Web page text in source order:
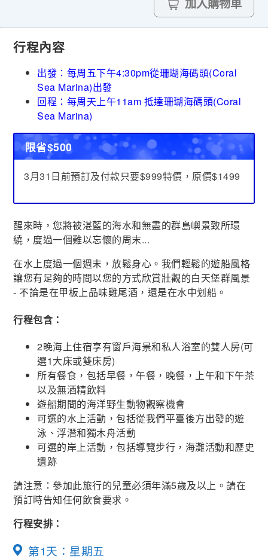
加入購物車
行程內容
出發：每周五下午4:30pm從珊瑚海碼頭(Coral
Sea Marina)出發
回程：每周天上午11am 抵達珊瑚海碼頭(Coral
Sea Marina)
限省$500
3月31日前預訂及付款只要$999特價，原價$1499
醒來時，您將被湛藍的海水和無盡的群島嶼景致所環
繞，度過一個難以忘懷的周末...
在水上度過一個週末，放鬆身心。我們輕鬆的遊船風格
讓您有足夠的時間以您的方式欣賞壯觀的白天堡群風景
- 不論是在甲板上品味雞尾酒，還是在水中划船。
行程包含：
2晚海上住宿享有窗戶海景和私人浴室的雙人房(可
選1大床或雙床房)
所有餐食，包括早餐，午餐，晚餐，上午和下午茶
以及無酒精飲料
遊船期間的海洋野生動物觀察機會
可選的水上活動，包括從我們平臺後方出發的遊
泳、浮潛和獨木舟活動
可選的岸上活動，包括導覽步行，海灘活動和歷史
遺跡
請注意：參加此旅行的兒童必須年滿5歲及以上。請在
預訂時告知任何飲食要求。
行程安排：
第1天：星期五